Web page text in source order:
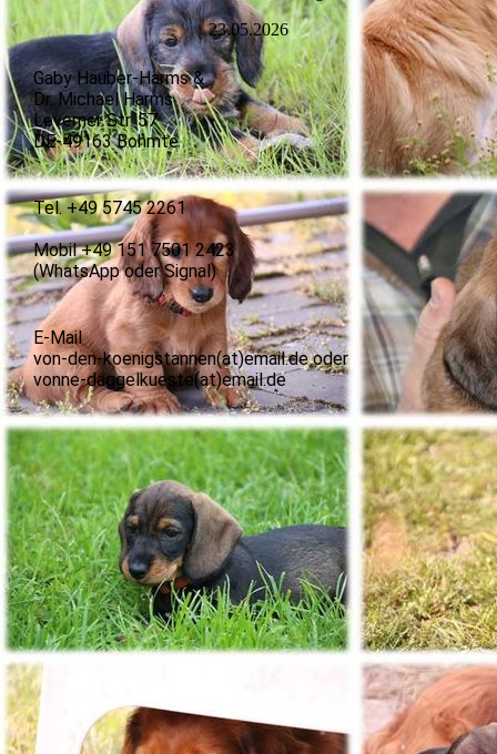
23.05.2026
Gaby Hauber-Harms &
Dr. Michael Harms
Leverner Str. 57
DE-49163 Bohmte
Tel. +49 5745 2261
Mobil +49 151 7501 2423
(WhatsApp oder Signal)
E-Mail
von-den-koenigstannen(at)email.de oder
vonne-daggelkueste(at)email.de